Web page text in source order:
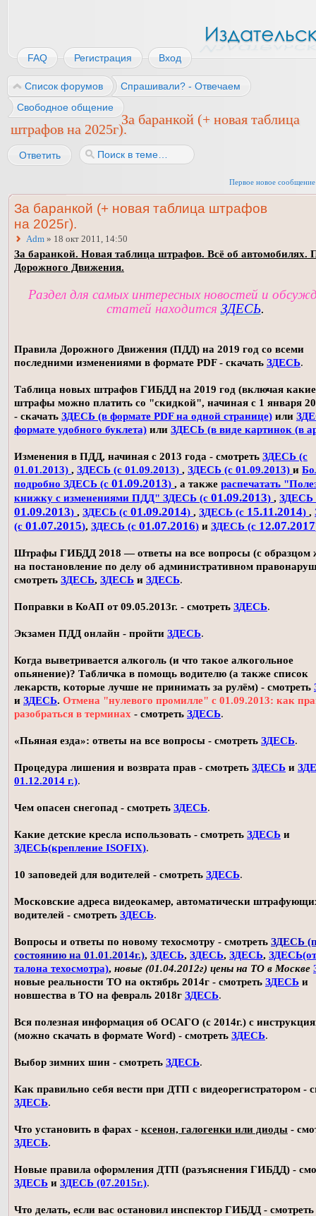
FAQ Регистрация Вход
Список форумов
Спрашивали? - Отвечаем
Свободное общение
За баранкой (+ новая таблица
штрафов на 2025г).
Ответить
Первое новое сообщение
За баранкой (+ новая таблица штрафов
на 2025г).
Adm » 18 окт 2011, 14:50
За баранкой. Новая таблица штрафов. Всё об автомобилях.
Дорожного Движения.
Раздел для самых интересных новостей и
статей находится ЗДЕСЬ.
Правила Дорожного Движения (ПДД) на 2019 год со всеми
последними изменениями в формате PDF - скачать ЗДЕСЬ.
Таблица новых штрафов ГИБДД на 2019 год (включая какие
штрафы можно платить со "скидкой", начиная с 1 января
- скачать ЗДЕСЬ (в формате PDF на одной странице) или
формате удобного буклета) или ЗДЕСЬ (в виде картинок (в
Изменения в ПДД, начиная с 2013 года - смотреть ЗДЕСЬ (с
01.01.2013) , ЗДЕСЬ (с 01.09.2013) , ЗДЕСЬ (с 01.09.2013) и
подробно ЗДЕСЬ (с 01.09.2013) , а также распечатать
книжку с изменениями ПДД" ЗДЕСЬ (с 01.09.2013) , ЗДЕСЬ
01.09.2013) , ЗДЕСЬ (с 01.09.2014) , ЗДЕСЬ (с 15.11.2014) ,
(с 01.07.2015), ЗДЕСЬ (с 01.07.2016) и ЗДЕСЬ (с 12.07.2017
Штрафы ГИБДД 2018 — ответы на все вопросы (с образцом
на постановление по делу об административном
смотреть ЗДЕСЬ, ЗДЕСЬ и ЗДЕСЬ.
Поправки в КоАП от 09.05.2013г. - смотреть ЗДЕСЬ.
Экзамен ПДД онлайн - пройти ЗДЕСЬ.
Когда выветривается алкоголь (и что такое алкогольное
опьянение)? Табличка в помощь водителю (а также список
лекарств, которые лучше не принимать за рулём) - смотреть
и ЗДЕСЬ. Отмена "нулевого промилле" с 01.09.2013: как
разобраться в терминах - смотреть ЗДЕСЬ.
«Пьяная езда»: ответы на все вопросы - смотреть ЗДЕСЬ.
Процедура лишения и возврата прав - смотреть ЗДЕСЬ и
01.12.2014 г.).
Чем опасен снегопад - смотреть ЗДЕСЬ.
Какие детские кресла использовать - смотреть ЗДЕСЬ и
ЗДЕСЬ(крепление ISOFIX).
10 заповедей для водителей - смотреть ЗДЕСЬ.
Московские адреса видеокамер, автоматически
водителей - смотреть ЗДЕСЬ.
Вопросы и ответы по новому техосмотру - смотреть ЗДЕСЬ
состоянию на 01.01.2014г.), ЗДЕСЬ, ЗДЕСЬ, ЗДЕСЬ,
талона техосмотра), новые (01.04.2012г) цены на ТО в Москве
новые реальности ТО на октябрь 2014г - смотреть ЗДЕСЬ и
новшества в ТО на февраль 2018г ЗДЕСЬ.
Вся полезная информация об ОСАГО (с 2014г.) с
(можно скачать в формате Word) - смотреть ЗДЕСЬ.
Выбор зимних шин - смотреть ЗДЕСЬ.
Как правильно себя вести при ДТП с видеорегистратором -
ЗДЕСЬ.
Что установить в фарах - ксенон, галогенки или диоды -
ЗДЕСЬ.
Новые правила оформления ДТП (разъяснения ГИБДД) -
ЗДЕСЬ и ЗДЕСЬ (07.2015г.).
Что делать, если вас остановил инспектор ГИБДД - смотреть